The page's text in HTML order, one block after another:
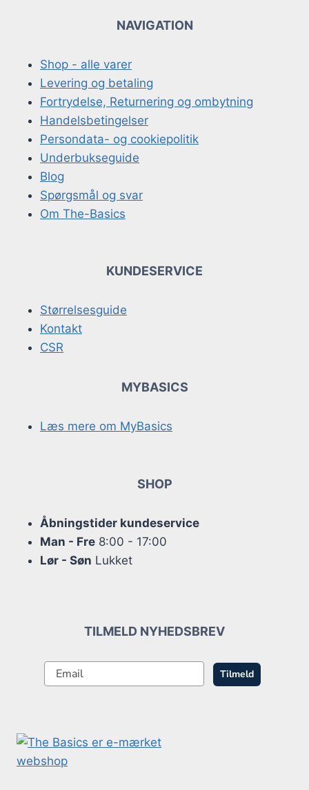
NAVIGATION
Shop - alle varer
Levering og betaling
Fortrydelse, Returnering og ombytning
Handelsbetingelser
Persondata- og cookiepolitik
Underbukseguide
Blog
Spørgsmål og svar
Om The-Basics
KUNDESERVICE
Størrelsesguide
Kontakt
CSR
MYBASICS
Læs mere om MyBasics
SHOP
Åbningstider kundeservice
Man - Fre 8:00 - 17:00
Lør - Søn Lukket
TILMELD NYHEDSBREV
Tilmeld